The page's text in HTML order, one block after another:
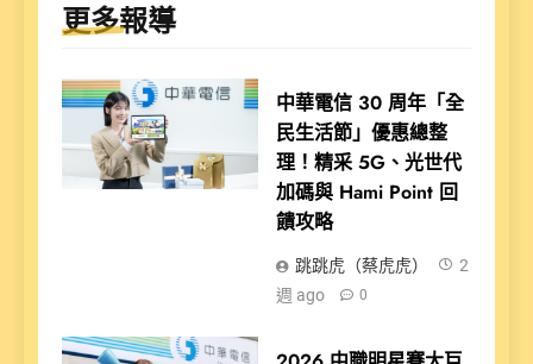
更多報導
中華電信 30 周年「全
民生活節」優惠總整
理！精采 5G、光世代
加碼與 Hami Point 回
饋攻略
跳跳虎（蔡虎虎）
2
週 ago
0